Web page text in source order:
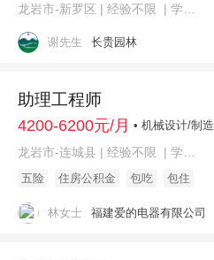
谢先生 长贵园林
助理工程师
4200-6200元/月 • 机械设计/制造
五险 住房公积金 包吃 包住
林女士 福建爱的电器有限公司